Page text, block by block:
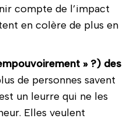
compte de l’impact
en colère de plus en
» ?) des
de personnes savent
un leurre qui ne les
Elles veulent